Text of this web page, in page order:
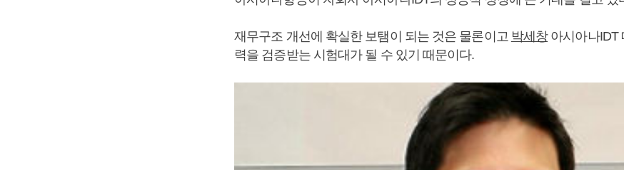
재무구조 개선에 확실한 보탬이 되는 것은 물론이고 박세창아시아나IDT
력을 검증받는 시험대가 될 수 있기 때문이다.